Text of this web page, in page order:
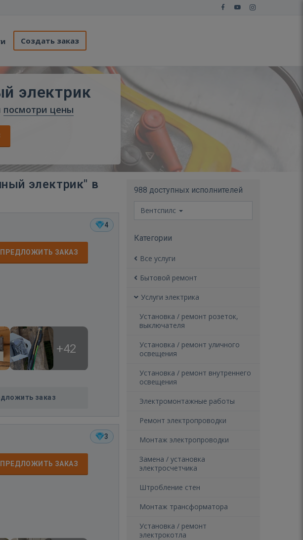
Создать заказ
электрик
посмотри цены
электрик" в
4
ПРЕДЛОЖИТЬ ЗАКАЗ
+42
заказ
3
ПРЕДЛОЖИТЬ ЗАКАЗ
988 доступных исполнителей
Вентспилс
Категории
Все услуги
Бытовой ремонт
Услуги электрика
Установка / ремонт розеток,
выключателя
Установка / ремонт уличного
освещения
Установка / ремонт внутреннего
освещения
Электромонтажные работы
Ремонт электропроводки
Монтаж электропроводки
Замена / установка
электросчетчика
Штробление стен
Монтаж трансформатора
Установка / ремонт
электрокотла